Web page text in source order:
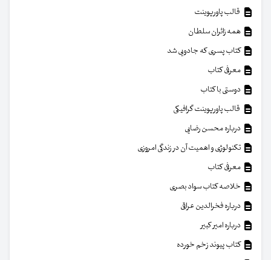
قالب پاورپوینت
همه زائران سلطان
کتاب پسری که جادویی شد
معرفی کتاب
دوستی با کتاب
قالب پاورپوینت گرافیکی
درباره محسن رضایی
تکنولوژی و اهمیت آن در زندگی امروزی
معرفی کتاب
خلاصه کتاب سواد بصری
درباره فخرالدین عراقی
درباره امیر کبیر
کتاب پیوند زخم خورده